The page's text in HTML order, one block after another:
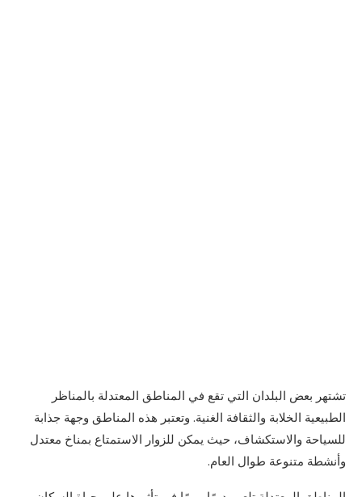
تشتهر بعض البلدان التي تقع في المناطق المعتدلة بالمناظر
الطبيعية الخلابة والثقافة الغنية. وتعتبر هذه المناطق وجهة جذابة
للسياحة والاستكشاف، حيث يمكن للزوار الاستمتاع بمناخ معتدل
وأنشطة متنوعة طوال العام.